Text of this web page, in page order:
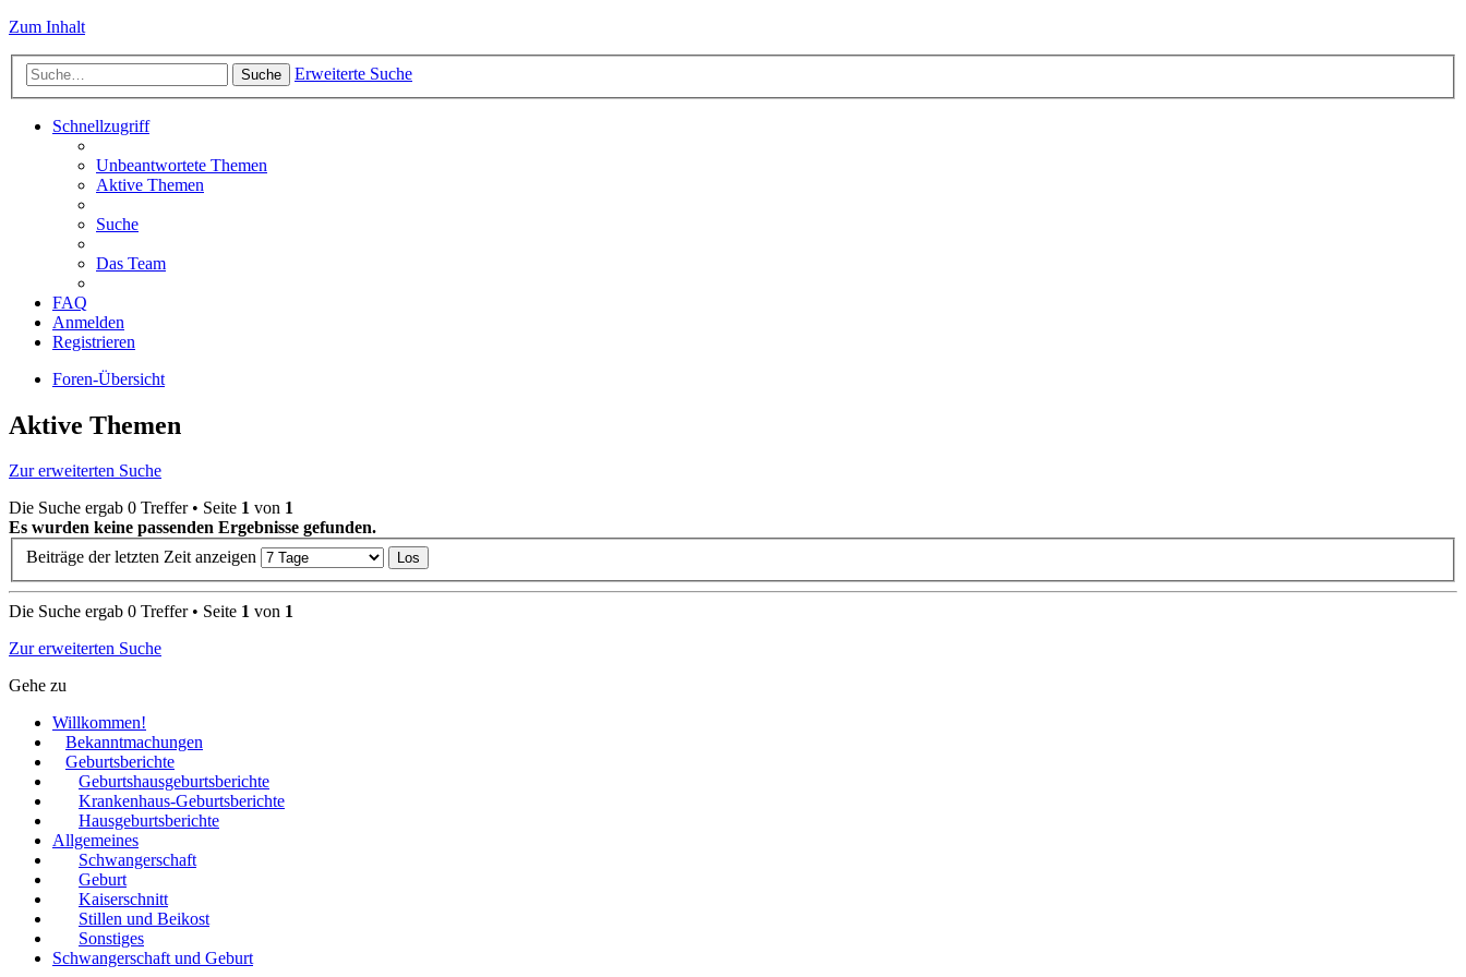
Zum Inhalt
Suche Erweiterte Suche
Schnellzugriff
Unbeantwortete Themen
Aktive Themen
Suche
Das Team
FAQ
Anmelden
Registrieren
Foren-Übersicht
Aktive Themen
Zur erweiterten Suche
Die Suche ergab 0 Treffer • Seite 1 von 1
Es wurden keine passenden Ergebnisse gefunden.
Beiträge der letzten Zeit anzeigen
Die Suche ergab 0 Treffer • Seite 1 von 1
Zur erweiterten Suche
Gehe zu
Willkommen!
Bekanntmachungen
Geburtsberichte
Geburtshausgeburtsberichte
Krankenhaus-Geburtsberichte
Hausgeburtsberichte
Allgemeines
Schwangerschaft
Geburt
Kaiserschnitt
Stillen und Beikost
Sonstiges
Schwangerschaft und Geburt